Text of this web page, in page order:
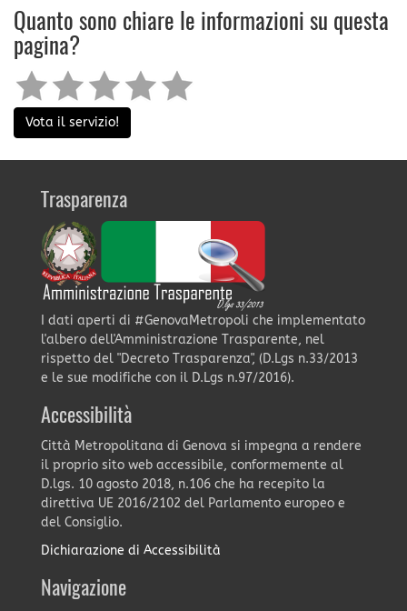
Quanto sono chiare le informazioni su questa
pagina?
Vota il servizio!
Trasparenza
I dati aperti di #GenovaMetropoli che implementato
l'albero dell'Amministrazione Trasparente, nel
rispetto del "Decreto Trasparenza", (D.Lgs n.33/2013
e le sue modifiche con il D.Lgs n.97/2016).
Accessibilità
Città Metropolitana di Genova si impegna a rendere
il proprio sito web accessibile, conformemente al
D.lgs. 10 agosto 2018, n.106 che ha recepito la
direttiva UE 2016/2102 del Parlamento europeo e
del Consiglio.
Dichiarazione di Accessibilità
Navigazione